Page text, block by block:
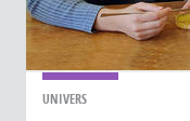
UNIVERS